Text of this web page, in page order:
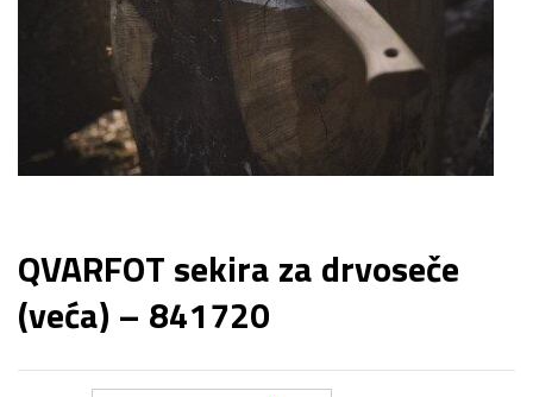
QVARFOT sekira za drvoseče
(veća) – 841720